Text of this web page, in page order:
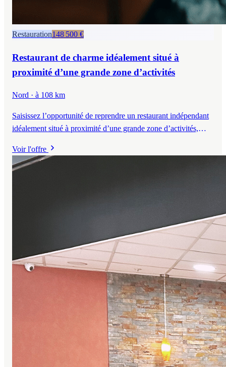
Restauration148 500 €
Restaurant de charme idéalement situé à
proximité d’une grande zone d’activités
Nord · à 108 km
Saisissez l’opportunité de reprendre un restaurant indépendant
idéalement situé à proximité d’une grande zone d’activités,
en ligne et d’un outil de travail opérationnel, offrant un réel
potentiel de développement pour un repreneur professionnel ou
Voir l'offre